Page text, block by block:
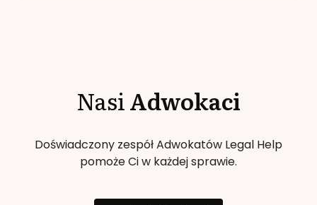
NasiAdwokaci
Doświadczony zespół Adwokatów Legal Help
pomoże Ci w każdej sprawie.